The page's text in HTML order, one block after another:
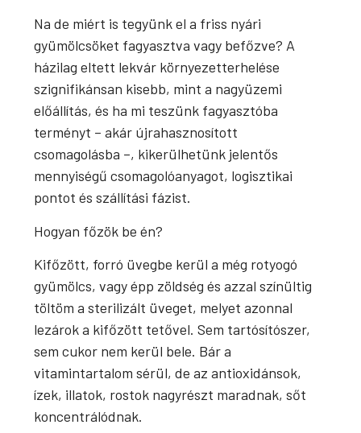
Na de miért is tegyünk el a friss nyári
gyümölcsöket fagyasztva vagy befőzve? A
házilag eltett lekvár környezetterhelése
szignifikánsan kisebb, mint a nagyüzemi
előállítás, és ha mi teszünk fagyasztóba
terményt – akár újrahasznosított
csomagolásba –, kikerülhetünk jelentős
mennyiségű csomagolóanyagot, logisztikai
pontot és szállítási fázist.
Hogyan főzök be én?
Kifőzött, forró üvegbe kerül a még rotyogó
gyümölcs, vagy épp zöldség és azzal színültig
töltöm a sterilizált üveget, melyet azonnal
lezárok a kifőzött tetővel. Sem tartósítószer,
sem cukor nem kerül bele. Bár a
vitamintartalom sérül, de az antioxidánsok,
ízek, illatok, rostok nagyrészt maradnak, sőt
koncentrálódnak.